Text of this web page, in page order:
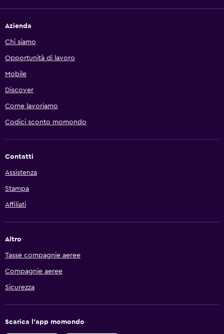
Azienda
Chi siamo
Opportunità di lavoro
Mobile
Discover
Come lavoriamo
Codici sconto momondo
Contatti
Assistenza
Stampa
Affiliati
Altro
Tasse compagnie aeree
Compagnie aeree
Sicurezza
Scarica l'app momondo